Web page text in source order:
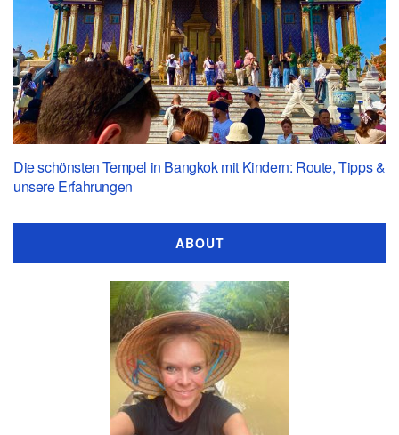
Die schönsten Tempel in Bangkok mit Kindern: Route, Tipps &
unsere Erfahrungen
ABOUT